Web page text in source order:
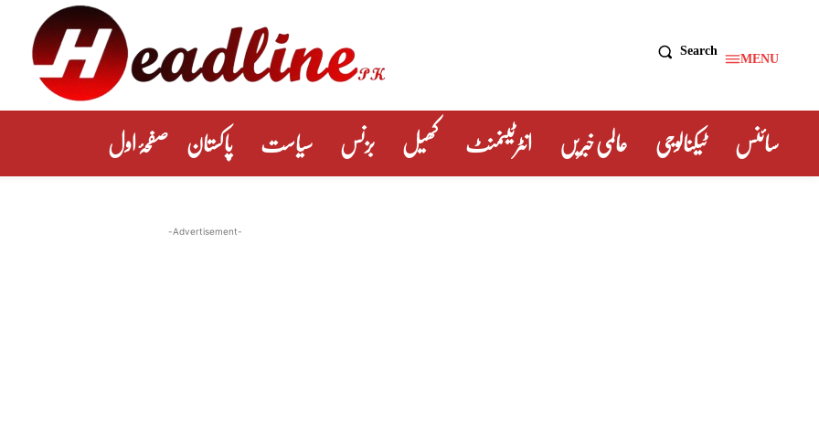
MENU
Search
سائنس ٹیکنالوجی عالمی خبریں انٹرٹینمنٹ کھیل بزنس سیاست پاکستان صفحۂ اول
-Advertisement-